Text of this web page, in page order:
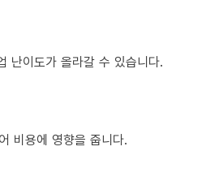
난이도가 올라갈 수 있습니다.
비용에 영향을 줍니다.